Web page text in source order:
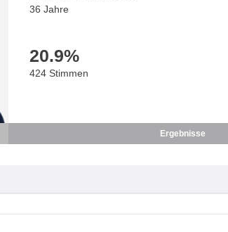
36 Jahre
20.9%
424 Stimmen
Ergebnisse